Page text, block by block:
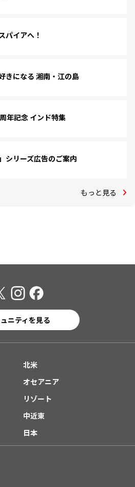
パイアへ！
きになる 湘南・江の島
年記念 インド特集
シリーズ広告のご案内
もっと見る
ニティを見る
北米
オセアニア
リゾート
中近東
日本